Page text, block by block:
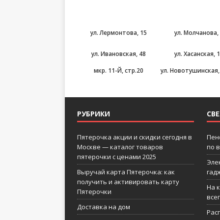
ул. Лермонтова, 15 ул. Молчанова,
ул. Ивановская, 48
ул. Хасанская,
мкр. 11-Й, стр.20
ул. Новотушинская,
РУБРИКИ
Пятерочка акции и скидки сегодня в
Москве — каталог товаров
пятерочки с ценами 2025
Выручай карта Пятерочка: как
получить и активировать карту
Пятерочки
Доставка на дом
по
На